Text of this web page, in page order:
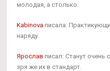
молодая, а столько.
Kabinova писала:
наряду.
Ярослав писал: Станут очень
зря же их в стандарт.